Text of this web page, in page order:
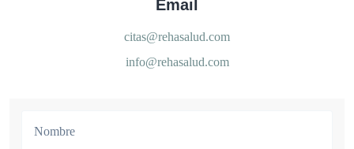
Email
citas@rehasalud.com
info@rehasalud.com